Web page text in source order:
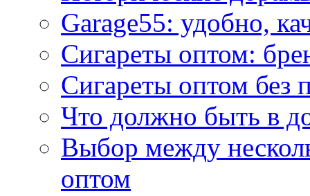
Garage55: удобно,
Сигареты оптом:
Сигареты оптом без
Что должно быть в
Выбор между
оптом